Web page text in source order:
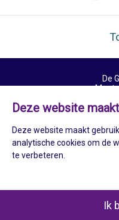
Deze website
Deze website maakt
analytische cookies om de
te verbeteren.
Ik
De